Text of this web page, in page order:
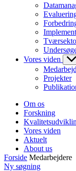
Vores viden
Projekter
Om os
Forskning
Vores viden
Aktuelt
About us
Forside Medarbejdere
Ny søgning